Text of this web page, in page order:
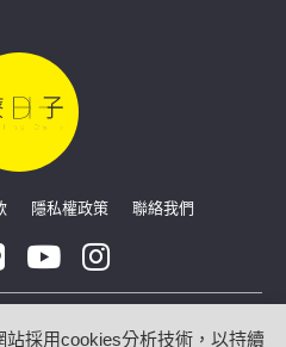
隱私權政策 聯絡我們
療日子 HealingDaily
採用cookies分析技術，以持續